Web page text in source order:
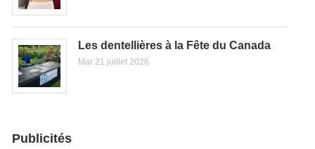
Les dentellières à la Fête du Canada
Mar 21 juillet 2026
Publicités